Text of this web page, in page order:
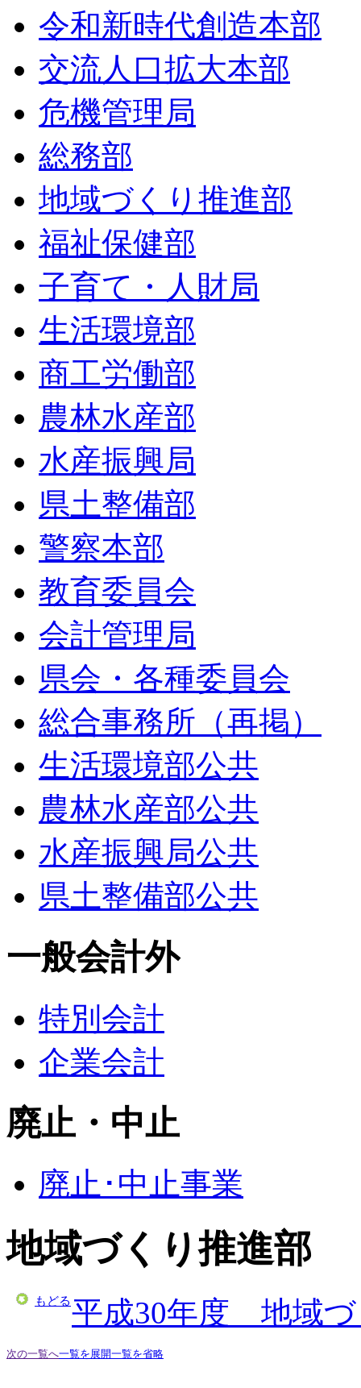
令和新時代創造本部
交流人口拡大本部
危機管理局
総務部
地域づくり推進部
福祉保健部
子育て・人財局
生活環境部
商工労働部
農林水産部
水産振興局
県土整備部
警察本部
教育委員会
会計管理局
県会・各種委員会
総合事務所（再掲）
生活環境部公共
農林水産部公共
水産振興局公共
県土整備部公共
一般会計外
特別会計
企業会計
廃止・中止
廃止･中止事業
地域づくり推進部
もどる平成30年度 地域づ
次の一覧へ一覧を展開一覧を省略